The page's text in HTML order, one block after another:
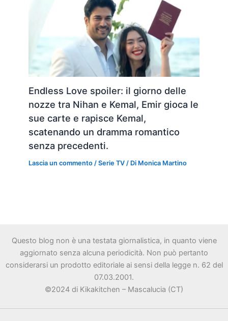
Endless Love spoiler: il giorno delle
nozze tra Nihan e Kemal, Emir gioca le
sue carte e rapisce Kemal,
scatenando un dramma romantico
senza precedenti.
Lascia un commento /Serie TV / Di Monica Martino
Questo blog non è una testata giornalistica, in quanto viene
aggiornato senza alcuna periodicità. Non può pertanto
considerarsi un prodotto editoriale ai sensi della legge n. 62 del
07.03.2001.
©2024 di Kikakitchen – Mascalucia (CT)